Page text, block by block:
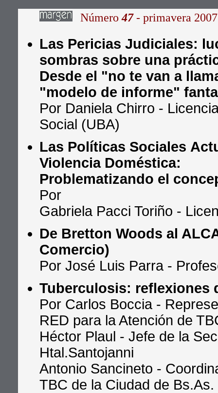
Número47- primavera 2007
Las Pericias Judiciales:
sombras sobre una
Desde el "no te van a
"modelo de informe"
Por Daniela Chirro -
Social (UBA)
Las Políticas Sociales
Violencia Doméstica:
Problematizando el
Por
Gabriela Pacci Toriño -
De Bretton Woods al
Comercio)
Por José Luis Parra -
Tuberculosis: reflexiones
Por Carlos Boccia -
RED para la Atención de
Héctor Plaul - Jefe de la
Htal.Santojanni
Antonio Sancineto -
TBC de la Ciudad de Bs.As.